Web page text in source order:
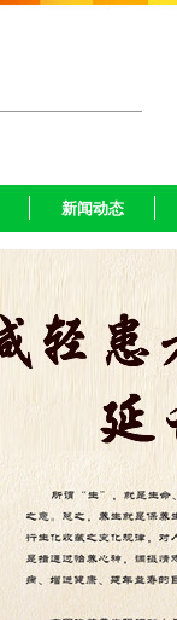
新闻动态